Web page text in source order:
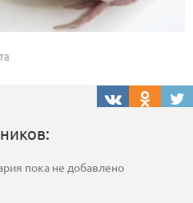
пока не добавлено